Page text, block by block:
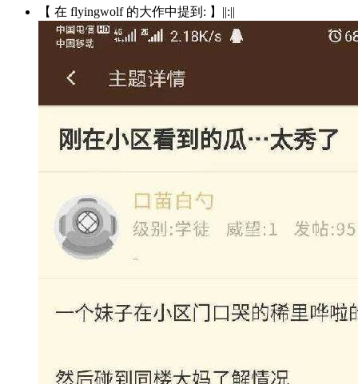
【 在 flyingwolf 的大作中提到: 】||:||